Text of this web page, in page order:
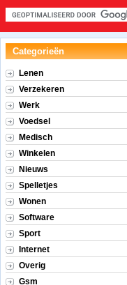
Categorieën
Lenen
Verzekeren
Werk
Voedsel
Medisch
Winkelen
Nieuws
Spelletjes
Wonen
Software
Sport
Internet
Overig
Gsm